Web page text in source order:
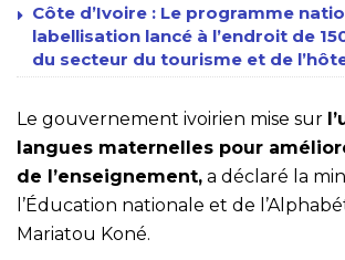
Côte d’Ivoire : Le programme
labellisation lancé à l’endroit de
du secteur du tourisme et de
Le gouvernement ivoirien mise sur
langues maternelles pour
de l’enseignement, a déclaré la
l’Éducation nationale et de
Mariatou Koné.